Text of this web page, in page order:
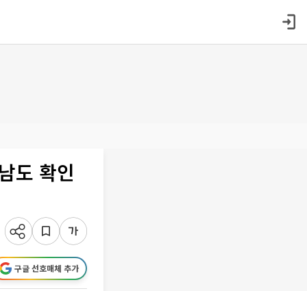
도 확인
구글 선호매체 추가